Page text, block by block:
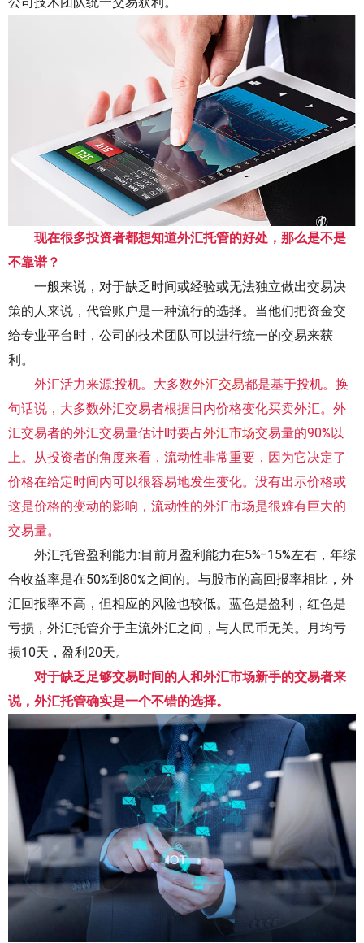
现在很多投资者都想知道外汇托管的好处，那么是不是
不靠谱？
一般来说，对于缺乏时间或经验或无法独立做出交易决
策的人来说，代管账户是一种流行的选择。当他们把资金交
给专业平台时，公司的技术团队可以进行统一的交易来获
利。
外汇活力来源:投机。大多数外汇交易都是基于投机。换
句话说，大多数外汇交易者根据日内价格变化买卖外汇。外
汇交易者的外汇交易量估计时要占外汇市场交易量的90%以
上。从投资者的角度来看，流动性非常重要，因为它决定了
价格在给定时间内可以很容易地发生变化。没有出示价格或
这是价格的变动的影响，流动性的外汇市场是很难有巨大的
交易量。
外汇托管盈利能力:目前月盈利能力在5%-15%左右，年综
合收益率是在50%到80%之间的。与股市的高回报率相比，外
汇回报率不高，但相应的风险也较低。蓝色是盈利，红色是
亏损，外汇托管介于主流外汇之间，与人民币无关。月均亏
损10天，盈利20天。
对于缺乏足够交易时间的人和外汇市场新手的交易者来
说，外汇托管确实是一个不错的选择。